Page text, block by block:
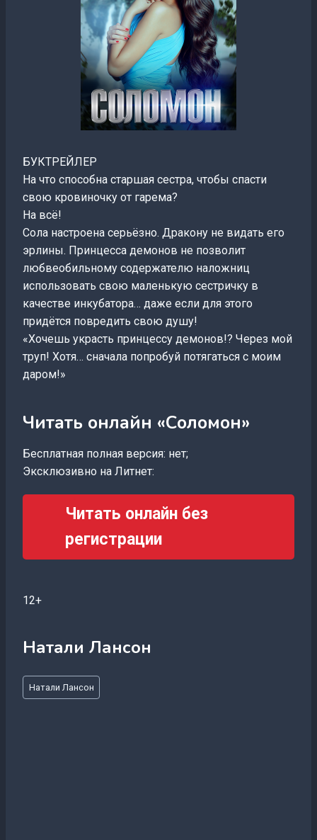
БУКТРЕЙЛЕР
На что способна старшая сестра, чтобы спасти
свою кровиночку от гарема?
На всё!
Сола настроена серьёзно. Дракону не видать его
эрлины. Принцесса демонов не позволит
любвеобильному содержателю наложниц
использовать свою маленькую сестричку в
качестве инкубатора… даже если для этого
придётся повредить свою душу!
«Хочешь украсть принцессу демонов!? Через мой
труп! Хотя… сначала попробуй потягаться с моим
даром!»
Читать онлайн «Соломон»
Бесплатная полная версия: нет;
Эксклюзивно на Литнет:
Читать онлайн без
регистрации
12+
Натали Лансон
Метки
записи:
Натали Лансон